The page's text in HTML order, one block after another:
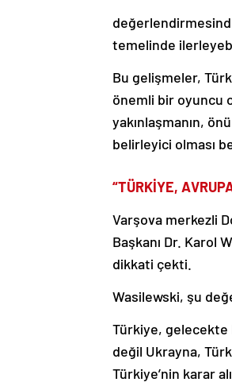
temelinde
Bu gelişmeler,
önemli bir oyuncu
yakınlaşmanın,
belirleyici olması
“TÜRKİYE,
Varşova merkezli
Başkanı Dr. Karol
dikkati çekti.
Wasilewski, şu
Türkiye, gelecekte
değil Ukrayna,
Türkiye’nin karar